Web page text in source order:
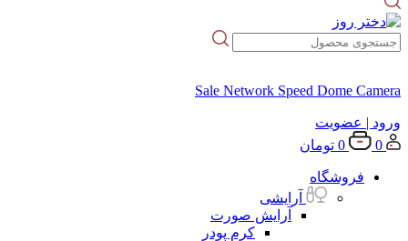
Sale Network Speed Dome Camera
ورود | عضویت
0
0 تومان
فروشگاه
آرایشی
آرایش صورت
کرم پودر